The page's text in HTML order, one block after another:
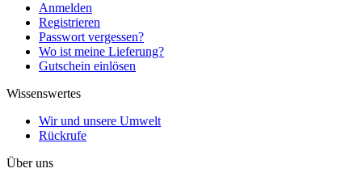
Anmelden
Registrieren
Passwort vergessen?
Wo ist meine Lieferung?
Gutschein einlösen
Wissenswertes
Wir und unsere Umwelt
Rückrufe
Über uns